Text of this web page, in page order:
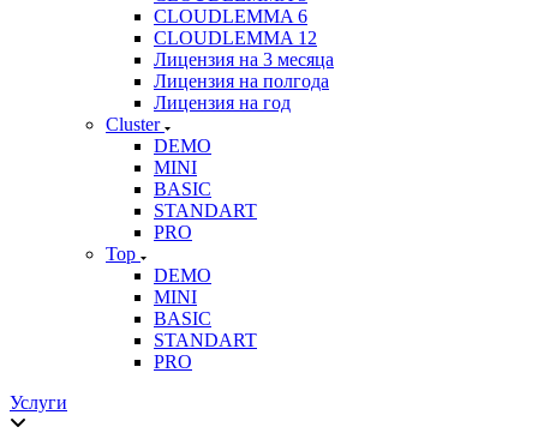
CLOUDLEMMA 6
CLOUDLEMMA 12
Лицензия на 3 месяца
Лицензия на полгода
Лицензия на год
Cluster
DEMO
MINI
BASIC
STANDART
PRO
Top
DEMO
MINI
BASIC
STANDART
PRO
Услуги